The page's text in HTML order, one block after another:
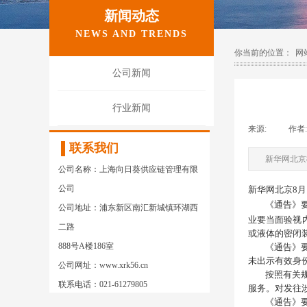
新闻动态
NEWS AND TRENDS
网
你当前的位置：
公司新闻
行业新闻
来源: 作者:
新华网北
新华网北京8
《通告
业要当面验视
或液体的密闭
《通告》要
未出示有效身
按照有关规
服务。对发往
《通告》要
联系我们
公司名称：上海向日葵供应链管理有限
公司
公司地址：浦东新区南汇新城镇环湖西
二路
888号A楼186室
公司网址：www.xrk56.cn
联系电话：021-61279805